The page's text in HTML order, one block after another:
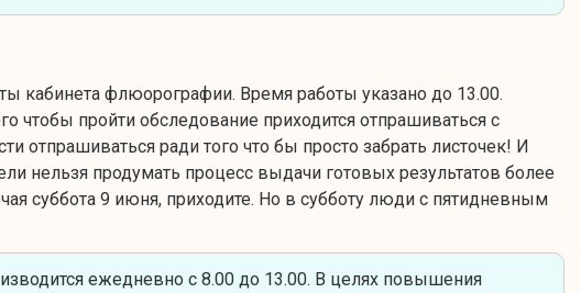
кабинета флюорографии. Время работы указано до 13.00.
чтобы пройти обследование приходится отпрашиваться с
отпрашиваться ради того что бы просто забрать листочек! И
нельзя продумать процесс выдачи готовых результатов более
суббота 9 июня, приходите. Но в субботу люди с пятидневным
ежедневно с 8.00 до 13.00. В целях повышения